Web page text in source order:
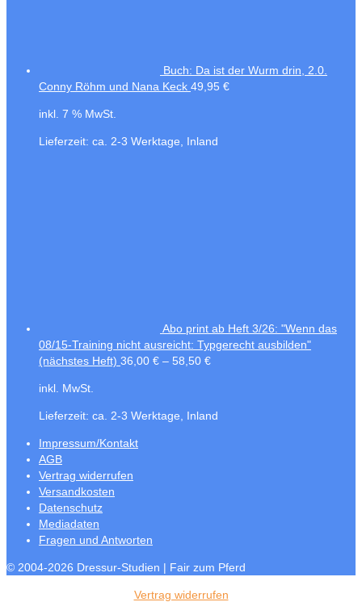
Buch: Da ist der Wurm drin, 2.0.
Conny Röhm und Nana Keck 49,95 €
inkl. 7 % MwSt.
Lieferzeit: ca. 2-3 Werktage, Inland
Abo print ab Heft 3/26: "Wenn das
08/15-Training nicht ausreicht: Typgerecht ausbilden"
(nächstes Heft) 36,00 € – 58,50 €
inkl. MwSt.
Lieferzeit: ca. 2-3 Werktage, Inland
Impressum/Kontakt
AGB
Vertrag widerrufen
Versandkosten
Datenschutz
Mediadaten
Fragen und Antworten
© 2004-2026 Dressur-Studien | Fair zum Pferd
Vertrag widerrufen